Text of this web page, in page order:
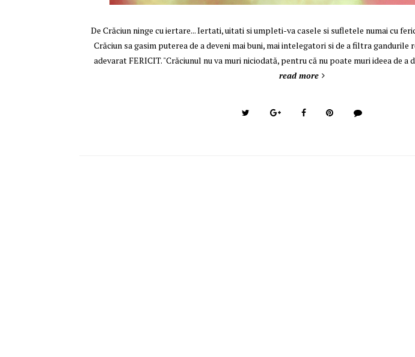
De Crăciun ninge cu iertare... Iertati, uitati si umpleti-va casele si sufletele numai cu
Crăciun sa gasim puterea de a deveni mai buni, mai intelegatori si de a filtra gandurile
adevarat FERICIT. "Crăciunul nu va muri niciodată, pentru că nu poate muri ideea de
read more